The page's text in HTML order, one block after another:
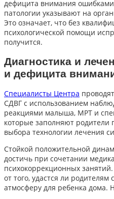
дефицита внимания
патологии указывают на
Это означает, что без
психологической помощи
получится.
Диагностика и
и дефицита
Специалисты Центра
СДВГ с использованием
реакциями малыша, МРТ и
которые заполняют родители
выбора технологии лечения
Стойкой положительной
достичь при сочетании
психокоррекционных
от того, удастся ли родителям
атмосферу для ребенка дома.